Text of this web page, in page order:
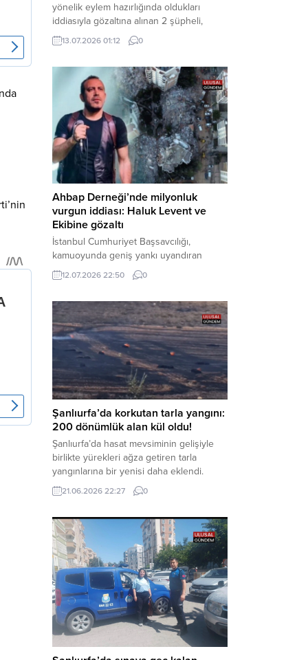
yönelik eylem hazırlığında oldukları
iddiasıyla gözaltına alınan 2 şüpheli,
çıkarıldıkları mahkemece tutuklanarak
cezaevine gönderildi. Haber Merkezi –
tarafından yürütülen geniş kapsamlı
soruşturma çerçevesinde gözaltına
alınan şüphelilerin emniyetteki işlemleri
tamamlandı. Güvenlik birimlerindeki
sorgularının ardından yoğun güvenlik
önlemleri altında adliyeye sevk edilen
U.Y. ve...
13.07.2026 01:12 0
Ahbap Derneği’nde milyonluk
vurgun iddiası: Haluk Levent ve
Ekibine gözaltı
İstanbul Cumhuriyet Başsavcılığı,
kamuoyunda geniş yankı uyandıran
Ahbap Derneği’ne yönelik kapsamlı bir
soruşturma başlattığını ve Dernek
şüphelilerin gözaltına alındığını açıkladı.
Yürütülen tahkikatın “Dernekler
Kanunu’na muhalefet”, “suçtan
kaynaklanan mal varlığı değerlerini
aklama” ve “örgüt” suçlamaları
kapsamında derinleştirildiği bildirildi.
Haber Merkezi – Soruşturmanın
odağında, özellikle 6 Şubat...
12.07.2026 22:50 0
Şanlıurfa’da korkutan tarla yangını:
200 dönümlük alan kül oldu!
Şanlıurfa’da hasat mevsiminin gelişiyle
birlikte yürekleri ağza getiren tarla
yangınlarına bir yenisi daha eklendi.
Hilvan ilçesinde çıkan yangında, 50
dönümü biçilmemiş buğday olmak üzere
teslim olarak küle döndü. Haber Merkezi
– Yangın, Şanlıurfa’nın Hilvan ilçesine
bağlı Agilmuz köyünde meydana geldi.
Edinilen bilgilere göre, henüz
belirlenemeyen...
21.06.2026 22:27 0